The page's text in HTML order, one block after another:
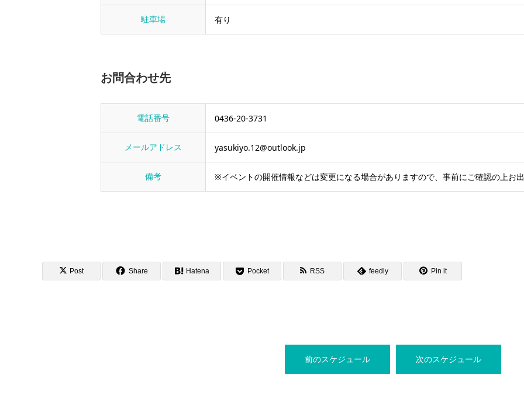
駐車場 有り
お問合わせ先
電話番号 0436-20-3731
メールアドレス yasukiyo.12@outlook.jp
備考 ※イベントの開催情報などは変更になる場合がありますので、事前にご確認の上お出
Post Share Hatena Pocket RSS feedly Pin it
前のスケジュール 次のスケジュール